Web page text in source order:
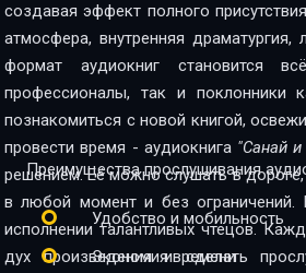
17
18
19
20
22
создавая эффект полного
атмосфера, внутренняя
формат аудиокниг становится
профессионалы, так и поклонники качественной
познакомиться с новой книгой,
провести время - аудиокнига "Санай
решением. Её можно слушать в
в любой момент и без ограничений.
исполнении талантливых чтецов.
дух произведения и сделать
Преимущества прослушивания
Удобство и мобильность
Экономия времени